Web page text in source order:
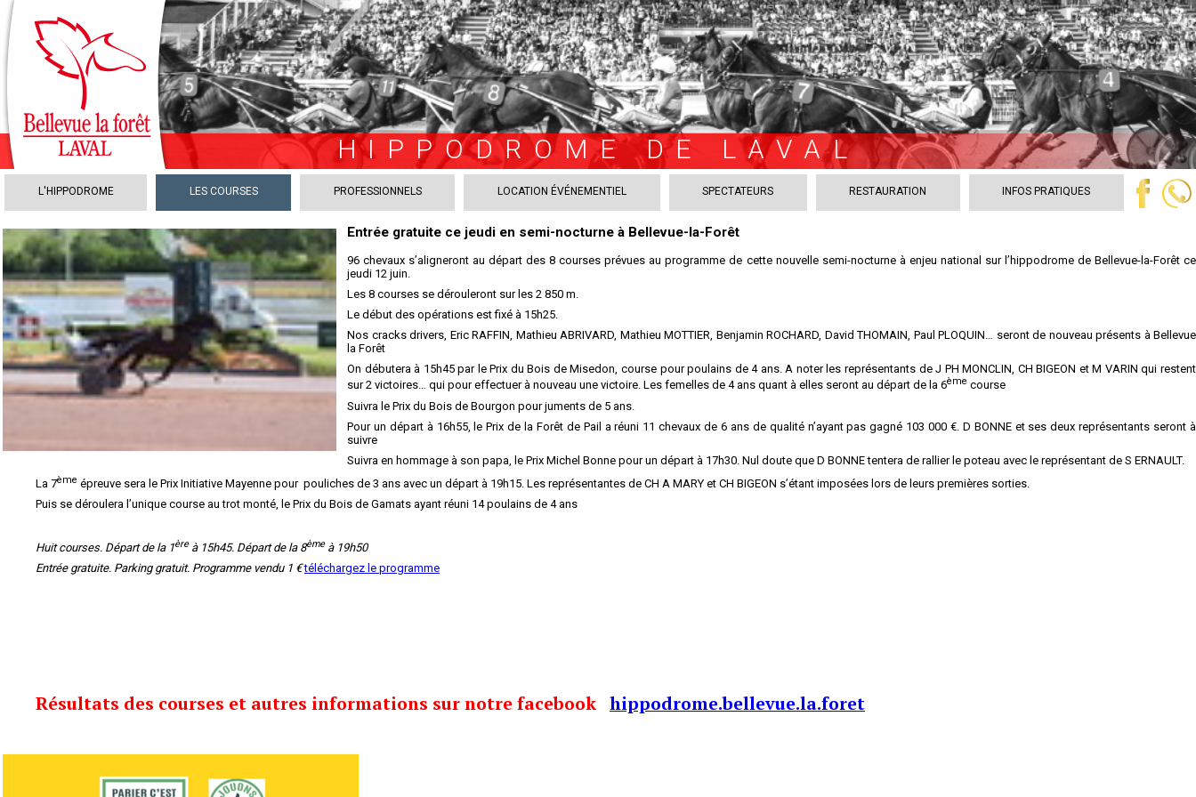
HIPPODROME DE LAVAL
L'HIPPODROME LES COURSES PROFESSIONNELS LOCATION ÉVÉNEMENTIEL SPECTATEURS RESTAURATION INFOS PRATIQUES
Entrée gratuite ce jeudi en semi-nocturne à Bellevue-la-Forêt
96 chevaux s’aligneront au départ des 8 courses prévues au programme de cette nouvelle semi-nocturne à enjeu national sur l’hippodrome de Bellevue-la-Forêt ce
jeudi 12 juin.
Les 8 courses se dérouleront sur les 2 850 m.
Le début des opérations est fixé à 15h25.
Nos cracks drivers, Eric RAFFIN, Mathieu ABRIVARD, Mathieu MOTTIER, Benjamin ROCHARD, David THOMAIN, Paul PLOQUIN… seront de nouveau présents à Bellevue
la Forêt
On débutera à 15h45 par le Prix du Bois de Misedon, course pour poulains de 4 ans. A noter les représentants de J PH MONCLIN, CH BIGEON et M VARIN qui restent
sur 2 victoires… qui pour effectuer à nouveau une victoire. Les femelles de 4 ans quant à elles seront au départ de la 6ème course
Suivra le Prix du Bois de Bourgon pour juments de 5 ans.
Pour un départ à 16h55, le Prix de la Forêt de Pail a réuni 11 chevaux de 6 ans de qualité n’ayant pas gagné 103 000 €. D BONNE et ses deux représentants seront à
suivre
Suivra en hommage à son papa, le Prix Michel Bonne pour un départ à 17h30. Nul doute que D BONNE tentera de rallier le poteau avec le représentant de S ERNAULT.
La 7ème épreuve sera le Prix Initiative Mayenne pour pouliches de 3 ans avec un départ à 19h15. Les représentantes de CH A MARY et CH BIGEON s’étant imposées lors de leurs premières sorties.
Puis se déroulera l’unique course au trot monté, le Prix du Bois de Gamats ayant réuni 14 poulains de 4 ans
Huit courses. Départ de la 1èreà 15h45. Départ de la 8èmeà 19h50
Entrée gratuite. Parking gratuit. Programme vendu 1 €téléchargez le programme
Résultats des courses et autres informations sur notre facebook hippodrome.bellevue.la.foret